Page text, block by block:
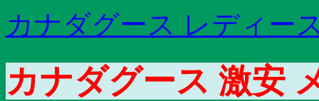
カナダグース レディー
カナダグース 激安